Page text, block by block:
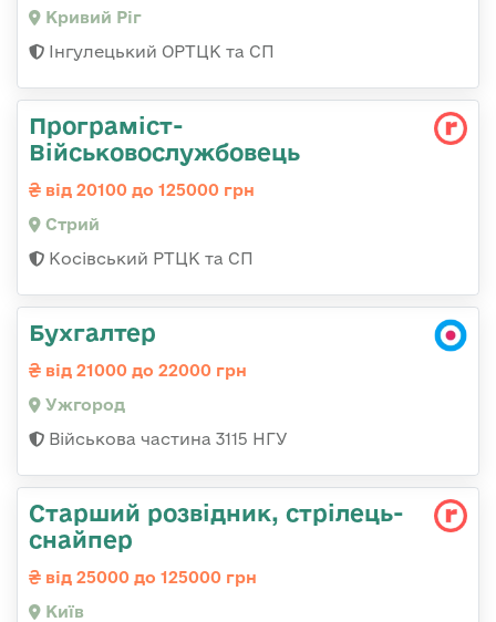
Кривий Ріг
Інгулецький ОРТЦК та СП
Програміст-
Військовослужбовець
від 20100 до 125000 грн
Стрий
Косівський РТЦК та СП
Бухгалтер
від 21000 до 22000 грн
Ужгород
Військова частина 3115 НГУ
Стаpший pозвідник, стрілець-
снайпеp
від 25000 до 125000 грн
Київ